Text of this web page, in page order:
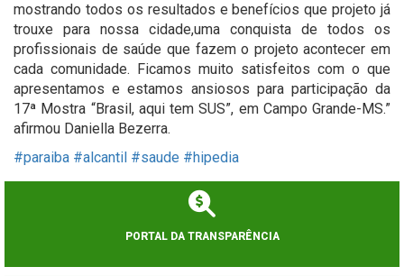
mostrando todos os resultados e benefícios que projeto já
trouxe para nossa cidade,uma conquista de todos os
profissionais de saúde que fazem o projeto acontecer em
cada comunidade. Ficamos muito satisfeitos com o que
apresentamos e estamos ansiosos para participação da
17ª Mostra “Brasil, aqui tem SUS”, em Campo Grande-MS.”
afirmou Daniella Bezerra.
#paraiba #alcantil #saude #hipedia
PORTAL DA TRANSPARÊNCIA